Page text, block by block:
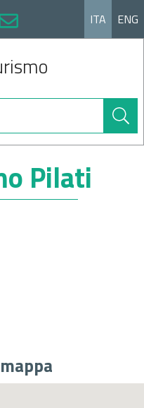
ITA ENG
Cerca
nel
sito
Pilati